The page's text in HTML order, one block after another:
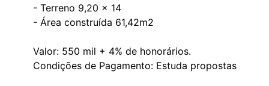
- Terreno 9,20 x 14
- ⁠Área construída 61,42m2
Valor: 550 mil + 4% de honorários.
Condições de Pagamento: Estuda propostas